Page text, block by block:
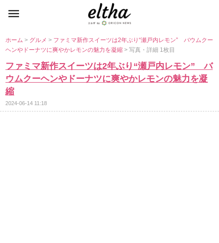
ホーム> グルメ> ファミマ新作スイーツは2年ぶり“瀬戸内レモン” バウムクー
ヘンやドーナツに爽やかレモンの魅力を凝縮> 写真・詳細 1枚目
ファミマ新作スイーツは2年ぶり“瀬戸内レモン” バ
ウムクーヘンやドーナツに爽やかレモンの魅力を凝
縮
2024-06-14 11:18